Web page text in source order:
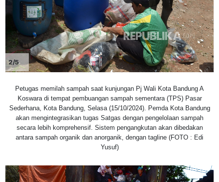
2/5
Petugas memilah sampah saat kunjungan Pj Wali Kota Bandung A
Koswara di tempat pembuangan sampah sementara (TPS) Pasar
Sederhana, Kota Bandung, Selasa (15/10/2024). Pemda Kota Bandung
akan mengintegrasikan tugas Satgas dengan pengelolaan sampah
secara lebih komprehensif. Sistem pengangkutan akan dibedakan
antara sampah organik dan anorganik, dengan tagline (FOTO : Edi
Yusuf)